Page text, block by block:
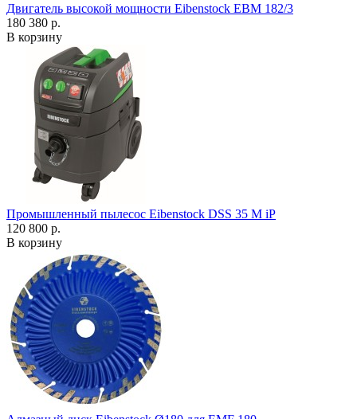
Двигатель высокой мощности Eibenstock EBM 182/3
180 380 р.
В корзину
Промышленный пылесос Eibenstock DSS 35 M iP
120 800 р.
В корзину